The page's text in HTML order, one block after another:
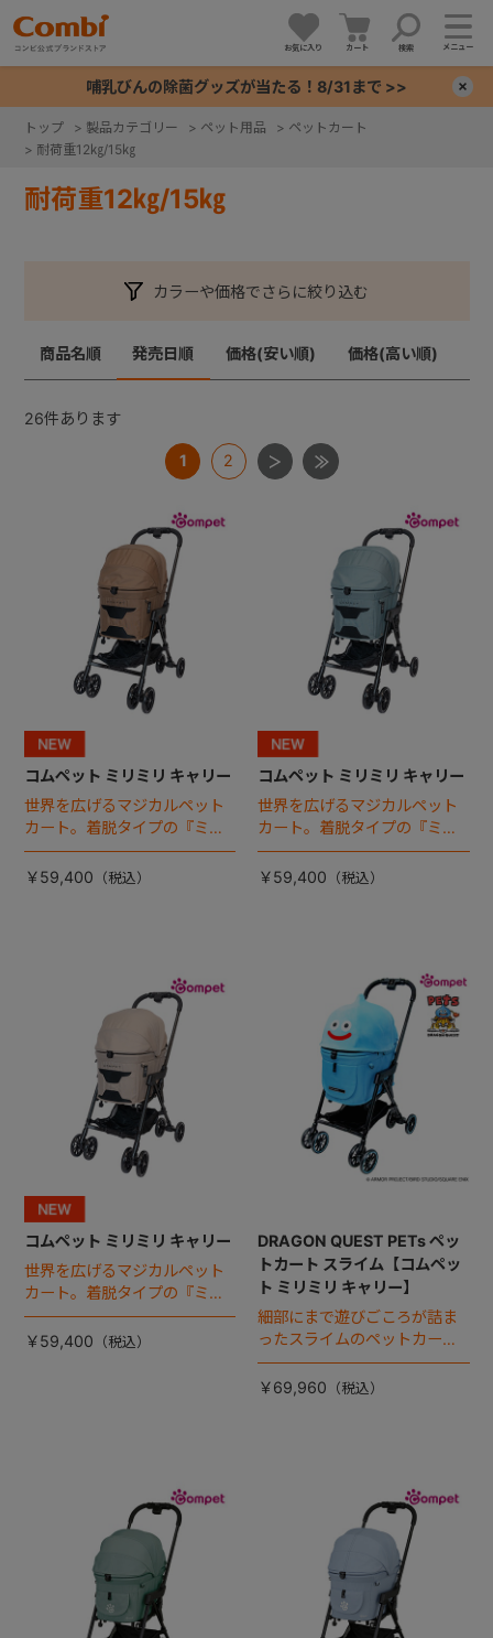
お気に入り カート 検索 メニュー
哺乳びんの除菌グッズが当たる！8/31まで >>
トップ > 製品カテゴリー > ペット用品 > ペットカート
> 耐荷重12㎏/15㎏
耐荷重12㎏/15㎏
カラーや価格でさらに絞り込む
商品名順 発売日順 価格(安い順) 価格(高い順)
26件あります
1 2
コムペット ミリミリ キャリー
世界を広げるマジカルペット
カート。着脱タイプの『ミリ
ミリ キャリー』 からアースカ
ラーが登場！
￥59,400
コムペット ミリミリ キャリー
世界を広げるマジカルペット
カート。着脱タイプの『ミリ
ミリ キャリー』 からアースカ
ラーが登場！
￥59,400
コムペット ミリミリ キャリー
世界を広げるマジカルペット
カート。着脱タイプの『ミリ
ミリ キャリー』 からアースカ
ラーが登場！
￥59,400
DRAGON QUEST PETs ペッ
トカート スライム【コムペッ
ト ミリミリ キャリー】
細部にまで遊びごころが詰ま
ったスライムのペットカー
ト。
￥69,960